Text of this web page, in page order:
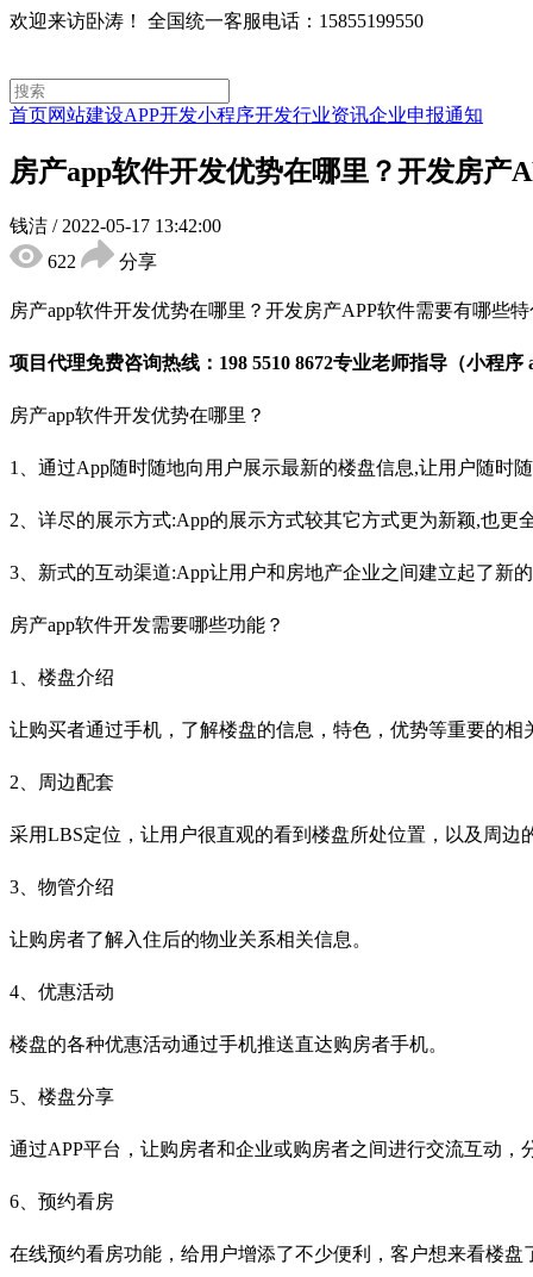
欢迎来访卧涛！ 全国统一客服电话：15855199550
首页网站建设APP开发小程序开发行业资讯企业申报通知
房产app软件开发优势在哪里？开发房产
钱洁 / 2022-05-17 13:42:00
622
分享
房产app软件开发优势在哪里？开发房产APP软件需要有哪些
项目代理免费咨询热线：198 5510 8672专业老师指导（小程
房产app软件开发优势在哪里？
1、通过App随时随地向用户展示最新的楼盘信息,让用户随时
2、详尽的展示方式:App的展示方式较其它方式更为新颖,也更
3、新式的互动渠道:App让用户和房地产企业之间建立起了新
房产app软件开发需要哪些功能？
1、楼盘介绍
让购买者通过手机，了解楼盘的信息，特色，优势等重要的相
2、周边配套
采用LBS定位，让用户很直观的看到楼盘所处位置，以及周边
3、物管介绍
让购房者了解入住后的物业关系相关信息。
4、优惠活动
楼盘的各种优惠活动通过手机推送直达购房者手机。
5、楼盘分享
通过APP平台，让购房者和企业或购房者之间进行交流互动，
6、预约看房
在线预约看房功能，给用户增添了不少便利，客户想来看楼